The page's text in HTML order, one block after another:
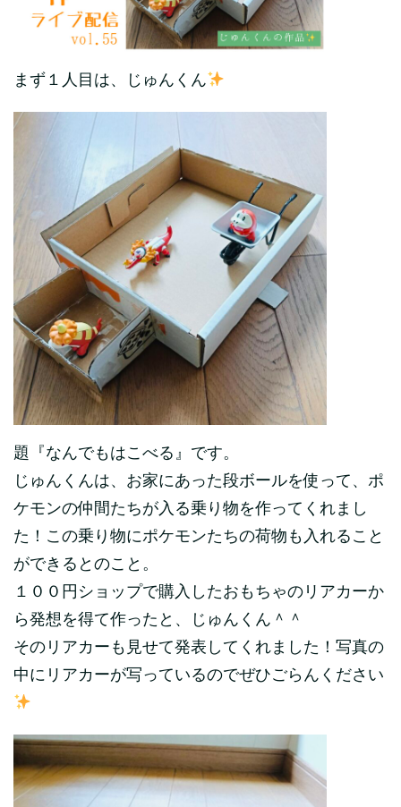
まず１人目は、じゅんくん
題『なんでもはこべる』です。
じゅんくんは、お家にあった段ボールを使って、ポ
ケモンの仲間たちが入る乗り物を作ってくれまし
た！この乗り物にポケモンたちの荷物も入れること
ができるとのこと。
１００円ショップで購入したおもちゃのリアカーか
ら発想を得て作ったと、じゅんくん＾＾
そのリアカーも見せて発表してくれました！写真の
中にリアカーが写っているのでぜひごらんください